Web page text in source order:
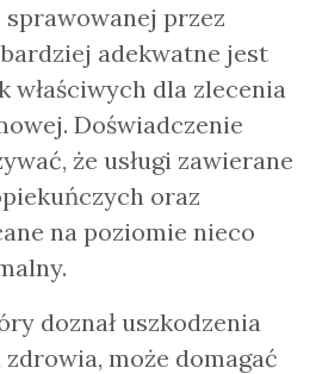
sprawowanej przez
adekwatne jest
właściwych dla zlecenia
Doświadczenie
że usługi zawierane
oraz
na poziomie nieco
doznał uszkodzenia
może domagać